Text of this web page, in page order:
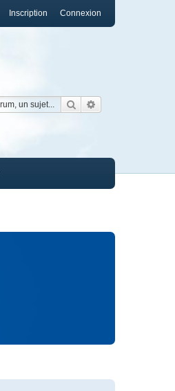
Connexion
Inscription
Rechercher